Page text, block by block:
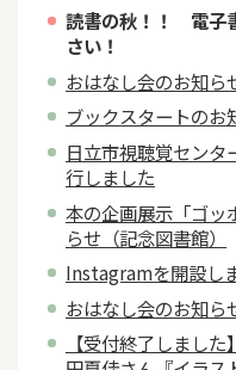
読書の秋！！ 電子
さい！
おはなし会のお知ら
ブックスタートの
日立市視聴覚セン
行しました
本の企画展示「ゴッ
らせ（記念図書館）
Instagramを開設し
おはなし会のお知ら
【受付終了しまし